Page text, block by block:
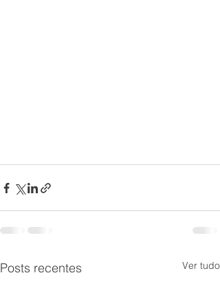
Posts recentes Ver tudo